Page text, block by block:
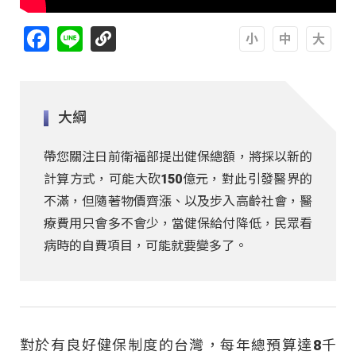
Facebook
Line
大綱
帶您關注日前衛福部提出健保總額，將採以新的
計算方式，可能大砍150億元，對此引發醫界的
不滿，但隨著物價齊漲、以及步入高齡社會，醫
療費用只會多不會少，當健保給付降低，民眾看
病時的自費項目，可能就要變多了。
對於有良好健保制度的台灣，每年總預算達8千